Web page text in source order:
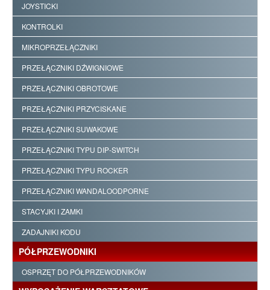
JOYSTICKI
KONTROLKI
MIKROPRZEŁĄCZNIKI
PRZEŁĄCZNIKI DŹWIGNIOWE
PRZEŁĄCZNIKI OBROTOWE
PRZEŁĄCZNIKI PRZYCISKANE
PRZEŁĄCZNIKI SUWAKOWE
PRZEŁĄCZNIKI TYPU DIP-SWITCH
PRZEŁĄCZNIKI TYPU ROCKER
PRZEŁĄCZNIKI WANDALOODPORNE
STACYJKI I ZAMKI
ZADAJNIKI KODU
PÓŁPRZEWODNIKI
OSPRZĘT DO PÓŁPRZEWODNIKÓW